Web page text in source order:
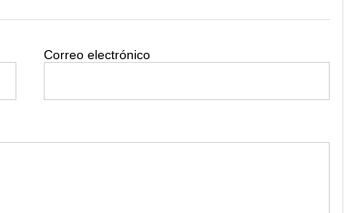
Correo electrónico